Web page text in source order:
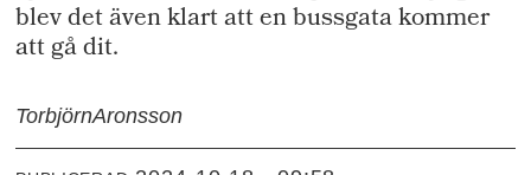
blev det även klart att en bussgata kommer
att gå dit.
TorbjörnAronsson